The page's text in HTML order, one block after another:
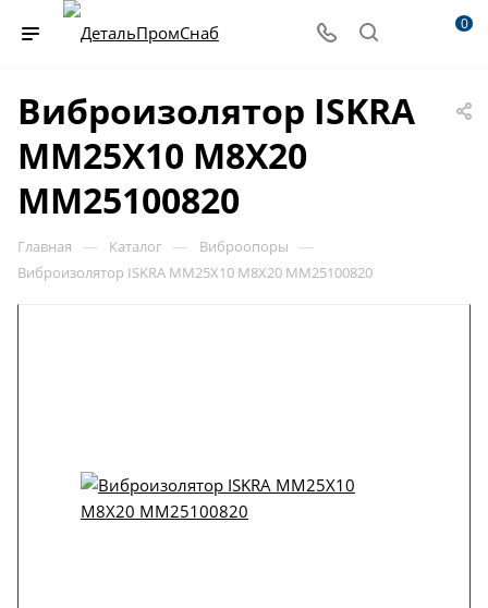
0
Виброизолятор ISKRA
MM25X10 M8X20
MM25100820
Главная — Каталог — Виброопоры —
Виброизолятор ISKRA MM25X10 M8X20 MM25100820